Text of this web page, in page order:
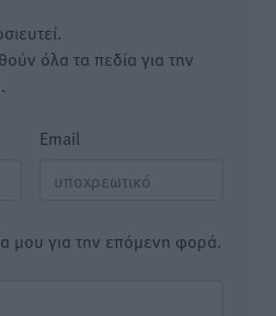
όλα τα πεδία για την
Email
μου για την επόμενη φορά.